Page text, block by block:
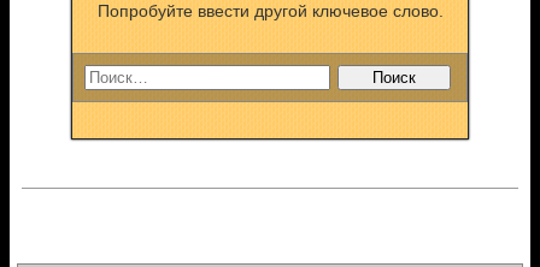
Попробуйте ввести другой ключевое слово.